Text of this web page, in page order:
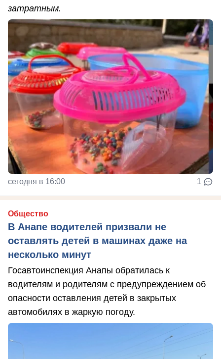
затратным.
сегодня в 16:00 1
Общество
В Анапе водителей призвали не
оставлять детей в машинах даже на
несколько минут
Госавтоинспекция Анапы обратилась к
водителям и родителям с предупреждением об
опасности оставления детей в закрытых
автомобилях в жаркую погоду.